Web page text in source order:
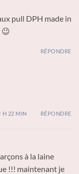
pull DPH made in
😉
RÉPONDRE
H 22 MIN RÉPONDRE
à la laine
!!! maintenant je